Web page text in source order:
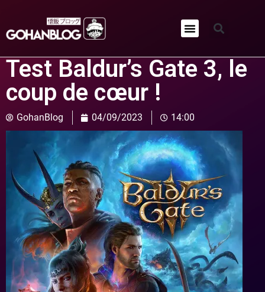
Test Baldur’s Gate 3, le
coup de cœur !
GohanBlog 04/09/2023 14:00